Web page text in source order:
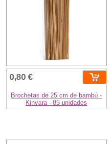
0,80 €
Brochetas de 25 cm de bambú -
Kinvara - 85 unidades